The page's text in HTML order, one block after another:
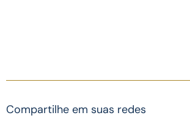
Compartilhe em suas redes